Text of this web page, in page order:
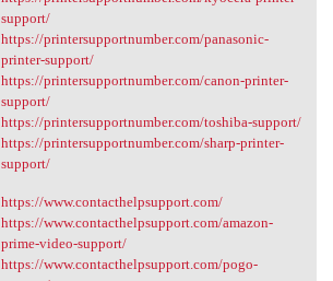
support/
https://printersupportnumber.com/panasonic-
printer-support/
https://printersupportnumber.com/canon-printer-
support/
https://printersupportnumber.com/toshiba-support/
https://printersupportnumber.com/sharp-printer-
support/
https://www.contacthelpsupport.com/
https://www.contacthelpsupport.com/amazon-
prime-video-support/
https://www.contacthelpsupport.com/pogo-